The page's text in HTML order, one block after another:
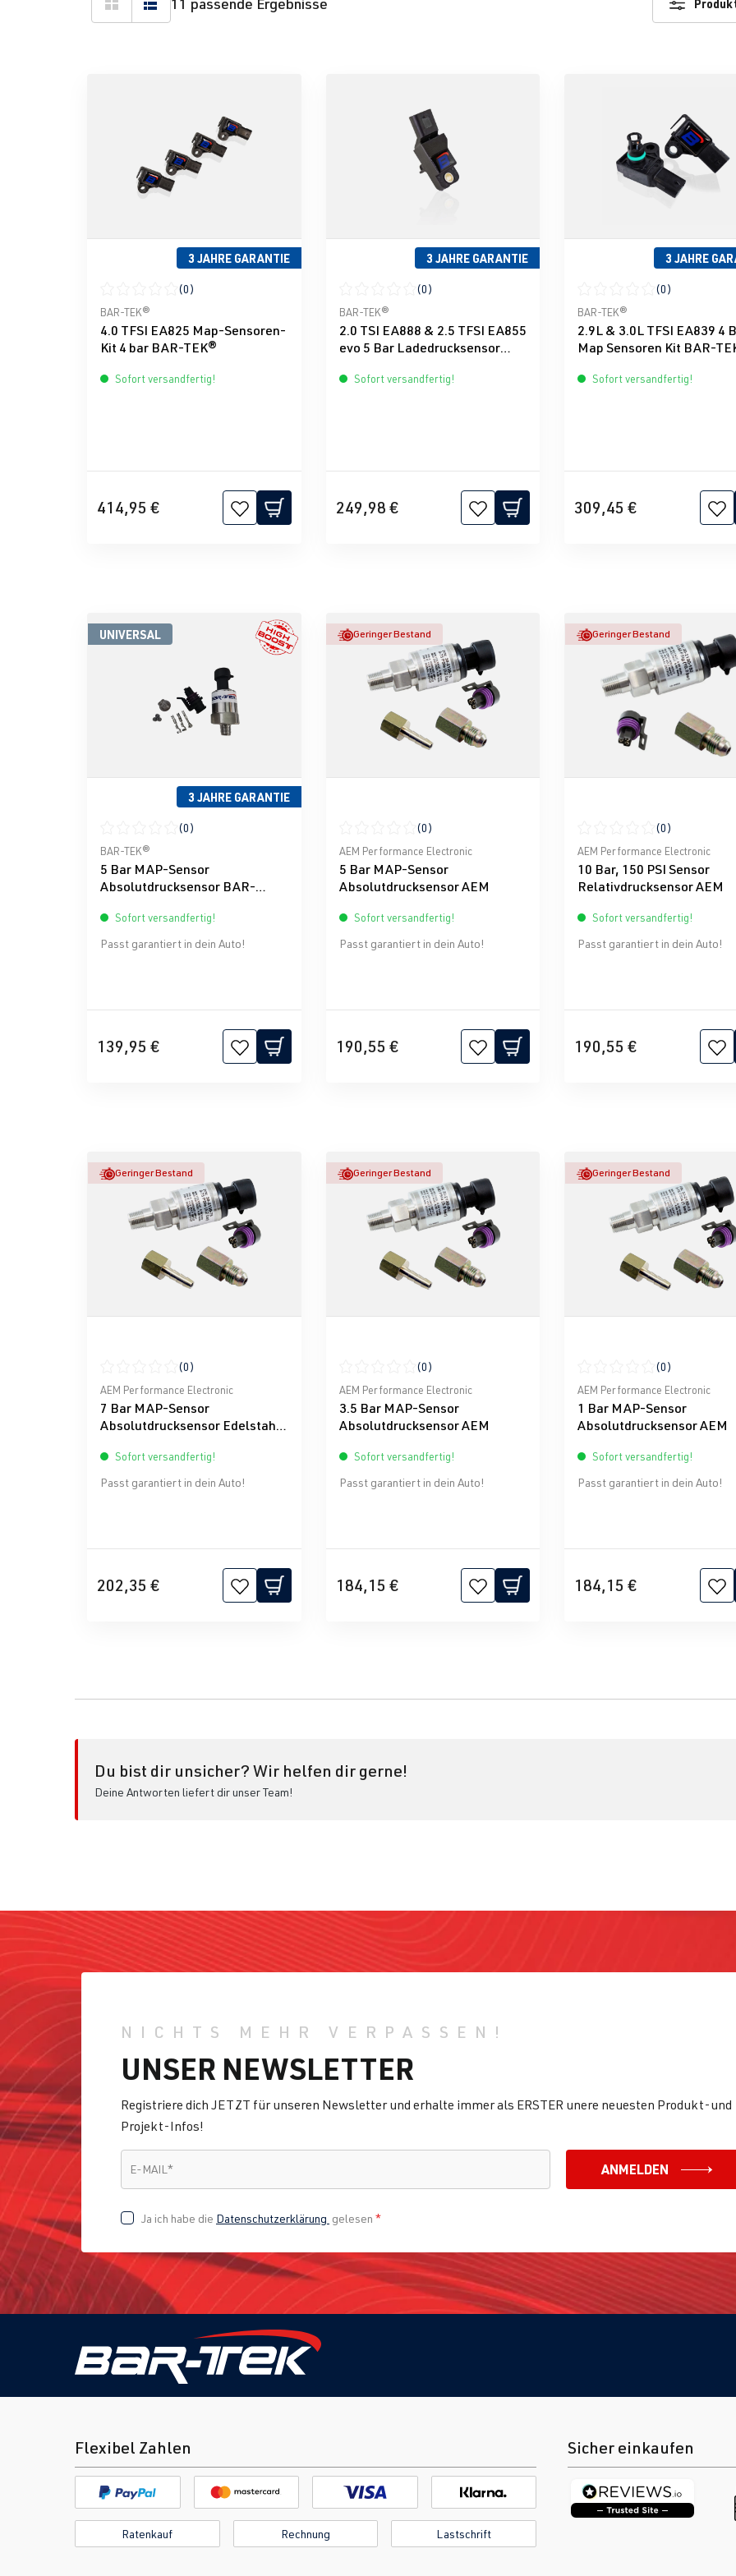
3 JAHRE GARANTIE
Durchschnittliche Bewertung von 0 von 5 Sternen
(0)
BAR-TEK®
4.0 TFSI EA825 Map-Sensoren-
Kit 4 bar BAR-TEK®
Sofort versandfertig!
414,95 €
3 JAHRE GARANTIE
Durchschnittliche Bewertung von 0 von 5 Sternen
(0)
BAR-TEK®
2.0 TSI EA888 & 2.5 TFSI EA855
evo 5 Bar Ladedrucksensor
Sofort versandfertig!
249,98 €
3 JAHRE
Durchschnittliche
(0)
BAR-TEK®
2.9L & 3.0L TFSI EA839 4
Map Sensoren Kit BAR-
Sofort versandfertig!
309,45 €
UNIVERSAL
3 JAHRE GARANTIE
Durchschnittliche Bewertung von 0 von 5 Sternen
(0)
BAR-TEK®
5 Bar MAP-Sensor
Absolutdrucksensor BAR-
Sofort versandfertig!
Passt garantiert in dein Auto!
139,95 €
Geringer Bestand
Durchschnittliche Bewertung von 0 von 5 Sternen
(0)
AEM Performance Electronic
5 Bar MAP-Sensor
Absolutdrucksensor AEM
Sofort versandfertig!
Passt garantiert in dein Auto!
190,55 €
Geringer Bestand
Durchschnittliche
(0)
AEM Performance Electronic
10 Bar, 150 PSI Sensor
Relativdrucksensor AEM
Sofort versandfertig!
Passt garantiert in dein Auto!
190,55 €
Geringer Bestand
Durchschnittliche Bewertung von 0 von 5 Sternen
(0)
AEM Performance Electronic
7 Bar MAP-Sensor
Absolutdrucksensor Edelstahl
Sofort versandfertig!
Passt garantiert in dein Auto!
202,35 €
Geringer Bestand
Durchschnittliche Bewertung von 0 von 5 Sternen
(0)
AEM Performance Electronic
3.5 Bar MAP-Sensor
Absolutdrucksensor AEM
Sofort versandfertig!
Passt garantiert in dein Auto!
184,15 €
Geringer Bestand
Durchschnittliche
(0)
AEM Performance Electronic
1 Bar MAP-Sensor
Absolutdrucksensor AEM
Sofort versandfertig!
Passt garantiert in dein Auto!
184,15 €
Du bist dir unsicher? Wir helfen dir gerne!
Deine Antworten liefert dir unser Team!
NICHTS MEHR VERPASSEN!
UNSER NEWSLETTER
Registriere dich JETZT für unseren Newsletter und erhalte immer als ERSTER unere neuesten Produkt-und
Projekt-Infos!
E-MAIL * ANMELDEN
Ja ich habe die Datenschutzerklärung gelesen *
Flexibel Zahlen
Ratenkauf Rechnung Lastschrift
Sicher einkaufen